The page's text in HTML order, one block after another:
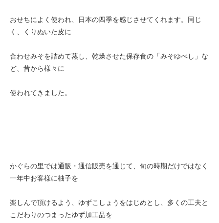
おせちによく使われ、日本の四季を感じさせてくれます。同じ
く、くりぬいた皮に
合わせみそを詰めて蒸し、乾燥させた保存食の「みそゆべし」な
ど、昔から様々に
使われてきました。
かぐらの里では通販・通信販売を通じて、旬の時期だけではなく
一年中お客様に柚子を
楽しんで頂けるよう、ゆずこしょうをはじめとし、多くの工夫と
こだわりのつまったゆず加工品を